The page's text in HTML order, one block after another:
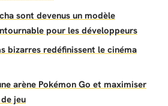
sont devenus un modèle
pour les développeurs
bizarres redéfinissent le cinéma
arène Pokémon Go et maximiser
jeu